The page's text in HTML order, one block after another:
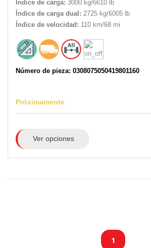
Índice de carga: 3000 kg/6610 lb
Índice de carga dual: 2725 kg/6005 lb
Índice de velocidad: 110 km/68 mi
Número de pieza: 0308075050419801160
Próximamente
Ver opciones
1